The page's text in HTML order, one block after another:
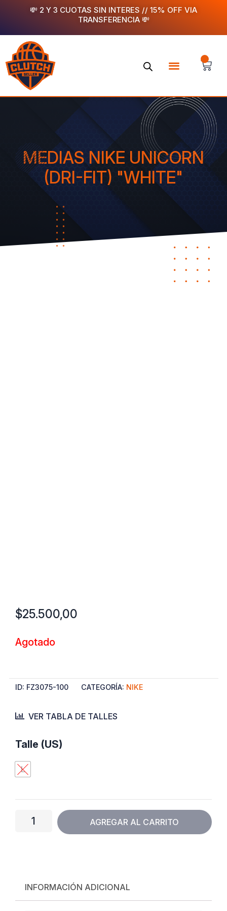
contenido
💸 2 Y 3 CUOTAS SIN INTERES // 15% OFF VIA
TRANSFERENCIA 💸
Menu
MEDIAS NIKE UNICORN
(DRI-FIT) "WHITE"
$25.500,00
Agotado
ID: FZ3075-100 CATEGORÍA: NIKE
VER TABLA DE TALLES
Talle (US)
L
Medias
Nike
Unicorn
"White"
AGREGAR AL CARRITO
INFORMACIÓN ADICIONAL